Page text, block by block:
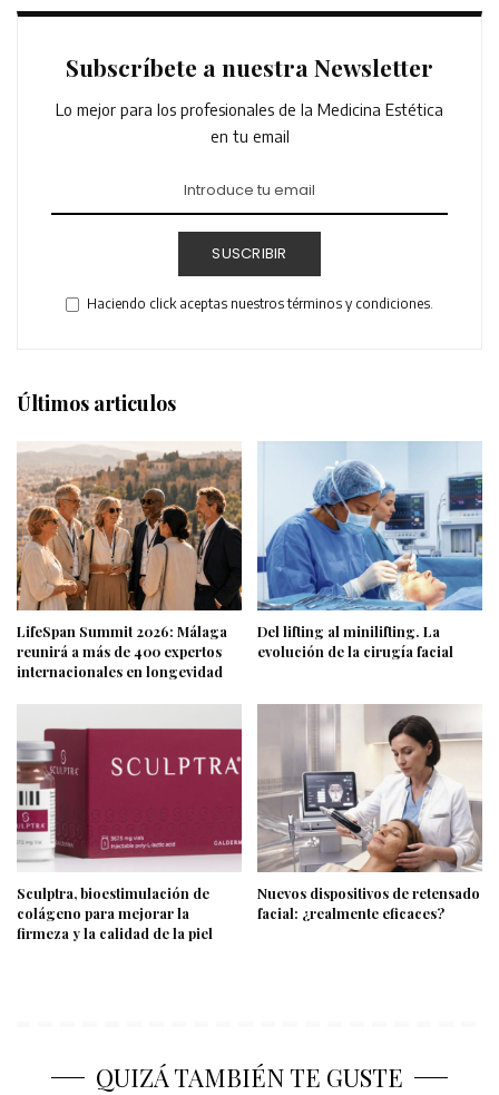
Subscríbete a nuestra Newsletter
Lo mejor para los profesionales de la Medicina Estética
en tu email
SUSCRIBIR
Haciendo click aceptas nuestros términos y condiciones.
Últimos articulos
LifeSpan Summit 2026: Málaga
reunirá a más de 400 expertos
internacionales en longevidad
Del lifting al minilifting. La
evolución de la cirugía facial
Sculptra, bioestimulación de
colágeno para mejorar la
firmeza y la calidad de la piel
Nuevos dispositivos de retensado
facial: ¿realmente eficaces?
QUIZÁ TAMBIÉN TE GUSTE